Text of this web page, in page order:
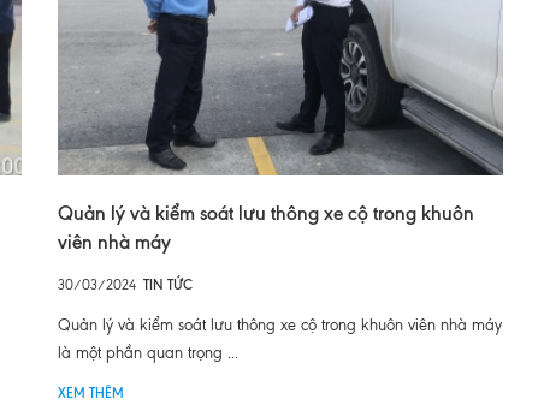
Quản lý và kiểm soát lưu thông xe cộ trong khuôn
viên nhà máy
30/03/2024 TIN TỨC
Quản lý và kiểm soát lưu thông xe cộ trong khuôn viên nhà máy
là một phần quan trọng ...
XEM THÊM